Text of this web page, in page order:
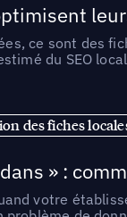
ce sont des
du SEO
des fiches
» :
votre